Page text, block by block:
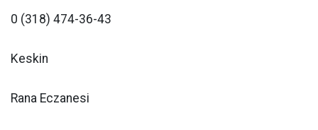
0 (318) 474-36-43
Keskin
Rana Eczanesi